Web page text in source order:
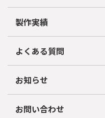
製作実績
よくある質問
お知らせ
お問い合わせ